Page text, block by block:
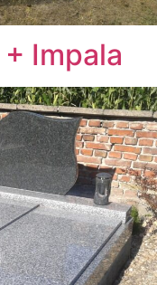
Impala